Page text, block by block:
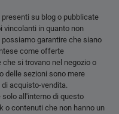
su blog o pubblicate
vincolanti in quanto non
garantire che siano
come offerte
si trovano nel negozio o
delle sezioni sono mere
acquisto-vendita.
all'interno di questo
o contenuti che non hanno un